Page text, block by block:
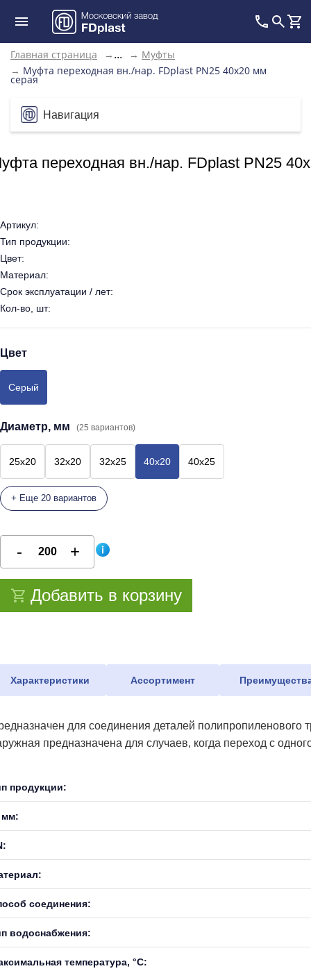
Главная страница → ... → Муфты
→ Муфта переходная вн./нар. FDplast PN25 40x20 мм
серая
Навигация
переходная вн./нар. FDplast PN25
Артикул:
Тип продукции:
Цвет:
Материал:
Срок эксплуатации / лет:
Кол-во, шт:
Цвет
Серый
Диаметр, мм (25 вариантов)
25x20 32x20 32x25 40x20 40x25
+ Еще 20 вариантов
Добавить в корзину
Характеристики Ассортимент
для соединения деталей полипропиленового
предназначена для случаев, когда переход с
продукции:
мм:
соединения:
водоснабжения:
температура, °С: